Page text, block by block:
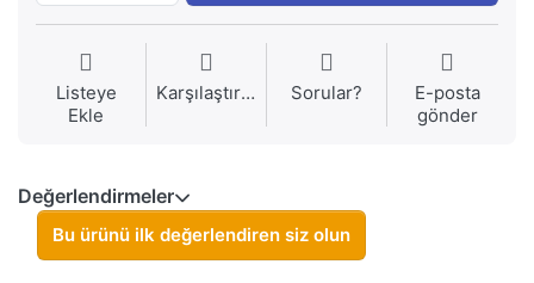
Listeye
Ekle
Karşılaştırma Sorular?
E-posta
gönder
Değerlendirmeler
Bu ürünü ilk değerlendiren siz olun